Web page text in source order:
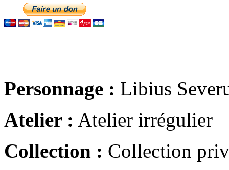
Personnage : Libius
Atelier : Atelier irrégulier
Collection : Collection